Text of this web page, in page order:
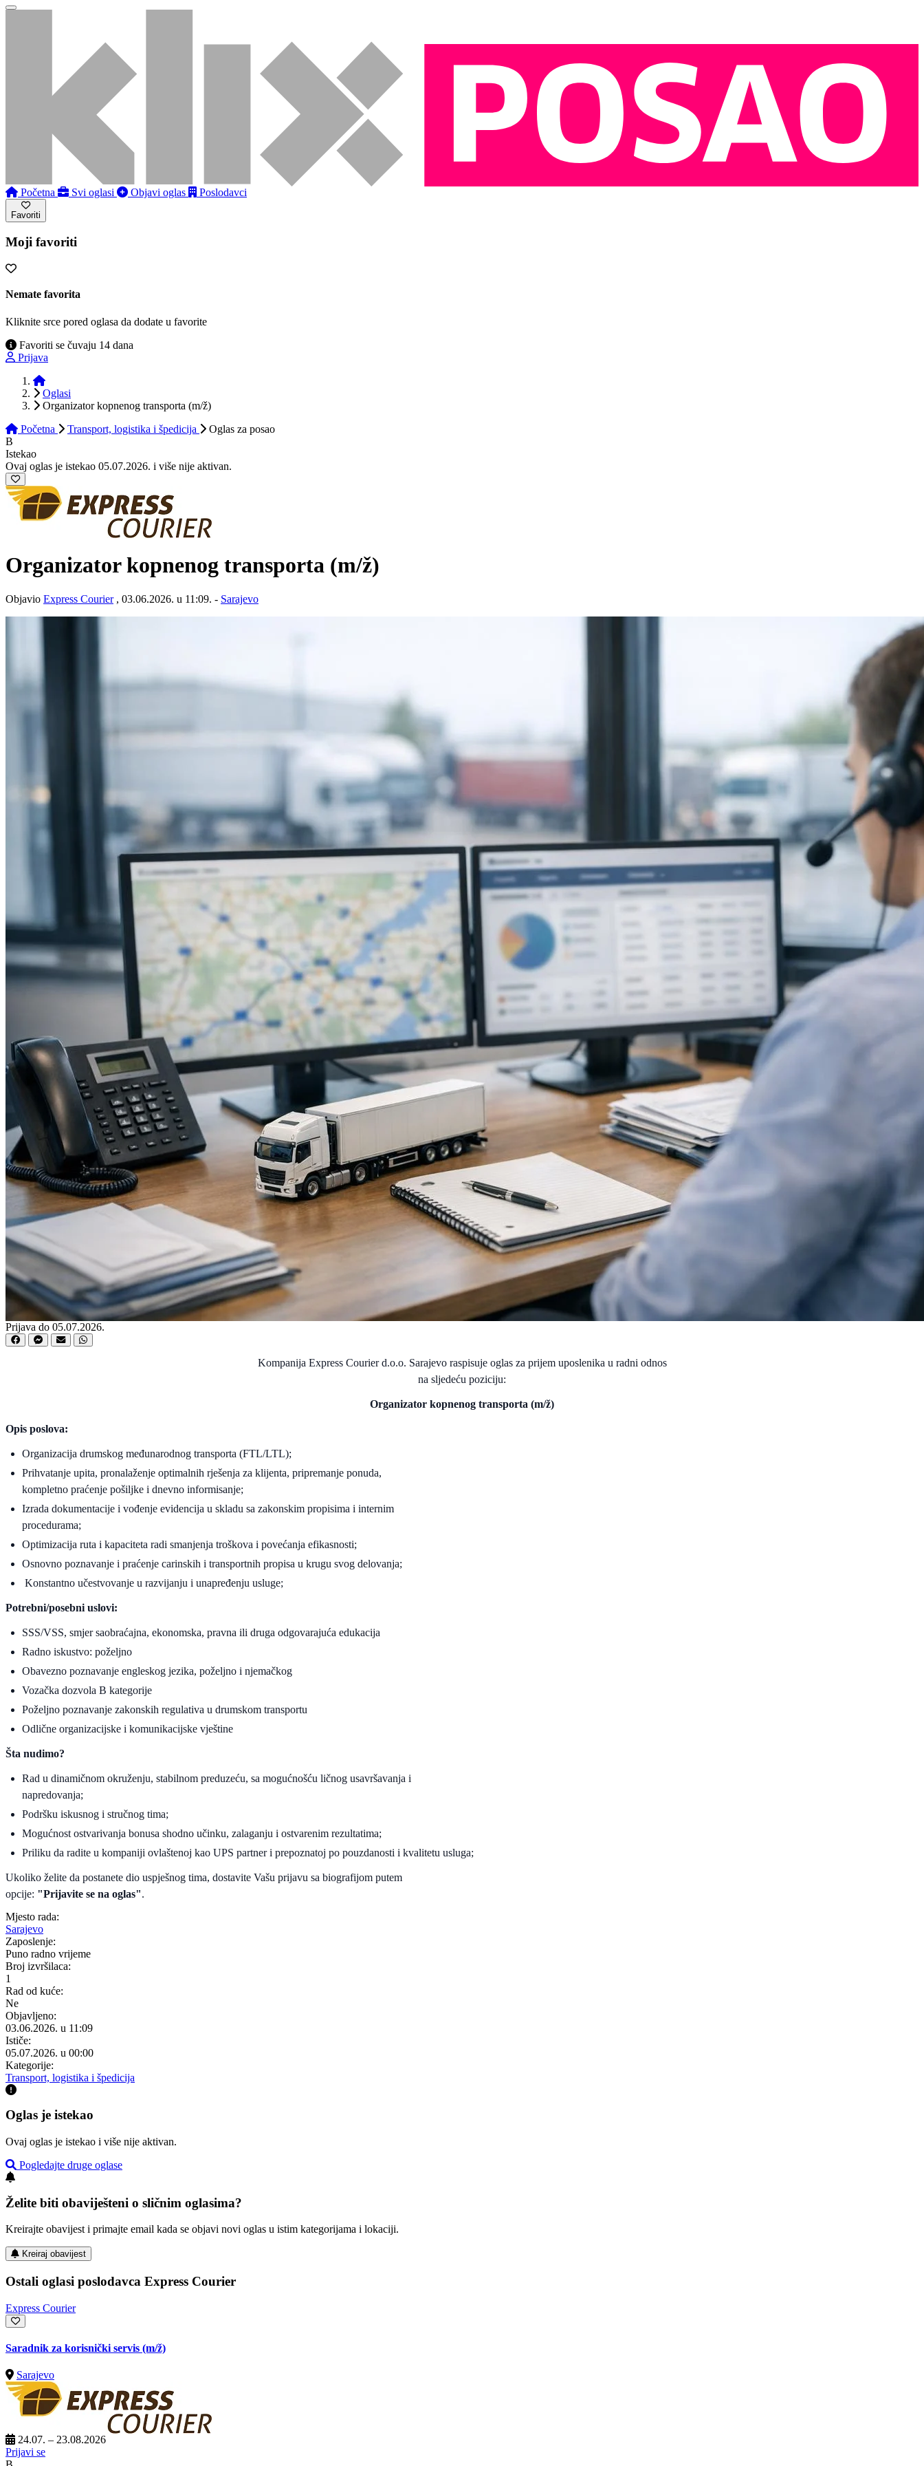
Početna Svi oglasi Objavi oglas Poslodavci
Favoriti
Moji favoriti
Nemate favorita
Kliknite srce pored oglasa da dodate u favorite
Favoriti se čuvaju 14 dana
Prijava
Početna
Oglasi
Organizator kopnenog transporta (m/ž)
Početna
Transport, logistika i špedicija Oglas za posao
B
Istekao
Ovaj oglas je istekao 05.07.2026. i više nije aktivan.
Organizator kopnenog transporta (m/ž)
Objavio Express Courier, 03.06.2026. u 11:09. - Sarajevo
Prijava do 05.07.2026.
Kompanija Express Courier d.o.o. Sarajevo raspisuje oglas za prijem uposlenika u radni odnos
na sljedeću poziciju:
Organizator kopnenog transporta (m/ž)
Opis poslova:
Organizacija drumskog međunarodnog transporta (FTL/LTL);
Prihvatanje upita, pronalaženje optimalnih rješenja za klijenta, pripremanje ponuda,
kompletno praćenje pošiljke i dnevno informisanje;
Izrada dokumentacije i vođenje evidencija u skladu sa zakonskim propisima i internim
procedurama;
Optimizacija ruta i kapaciteta radi smanjenja troškova i povećanja efikasnosti;
Osnovno poznavanje i praćenje carinskih i transportnih propisa u krugu svog delovanja;
Konstantno učestvovanje u razvijanju i unapređenju usluge;
Potrebni/posebni uslovi:
SSS/VSS, smjer saobraćajna, ekonomska, pravna ili druga odgovarajuća edukacija
Radno iskustvo: poželjno
Obavezno poznavanje engleskog jezika, poželjno i njemačkog
Vozačka dozvola B kategorije
Poželjno poznavanje zakonskih regulativa u drumskom transportu
Odlične organizacijske i komunikacijske vještine
Šta nudimo?
Rad u dinamičnom okruženju, stabilnom preduzeću, sa mogućnošću ličnog usavršavanja i
napredovanja;
Podršku iskusnog i stručnog tima;
Mogućnost ostvarivanja bonusa shodno učinku, zalaganju i ostvarenim rezultatima;
Priliku da radite u kompaniji ovlaštenoj kao UPS partner i prepoznatoj po pouzdanosti i kvalitetu usluga;
Ukoliko želite da postanete dio uspješnog tima, dostavite Vašu prijavu sa biografijom putem
opcije: "Prijavite se na oglas".
Mjesto rada:
Sarajevo
Zaposlenje:
Puno radno vrijeme
Broj izvršilaca:
1
Rad od kuće:
Ne
Objavljeno:
03.06.2026. u 11:09
Ističe:
05.07.2026. u 00:00
Kategorije:
Transport, logistika i špedicija
Oglas je istekao
Ovaj oglas je istekao i više nije aktivan.
Pogledajte druge oglase
Želite biti obaviješteni o sličnim oglasima?
Kreirajte obavijest i primajte email kada se objavi novi oglas u istim kategorijama i lokaciji.
Kreiraj obavijest
Ostali oglasi poslodavca Express Courier
Express Courier
Saradnik za korisnički servis (m/ž)
Sarajevo
24.07. – 23.08.2026
Prijavi se